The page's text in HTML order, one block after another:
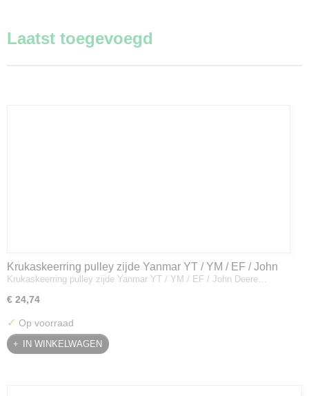
Laatst toegevoegd
Krukaskeerring pulley zijde Yanmar YT / YM / EF / John
Deere - 119934-01800
Krukaskeerring pulley zijde Yanmar YT / YM / EF / John Deere…
€ 24,74
✓ Op voorraad
IN WINKELWAGEN